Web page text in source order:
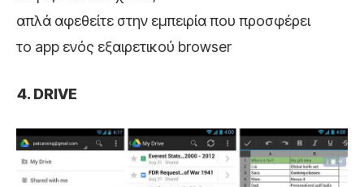
απλά αφεθείτε στην εμπειρία που προσφέρει
το app ενός εξαιρετικού browser
DRIVE